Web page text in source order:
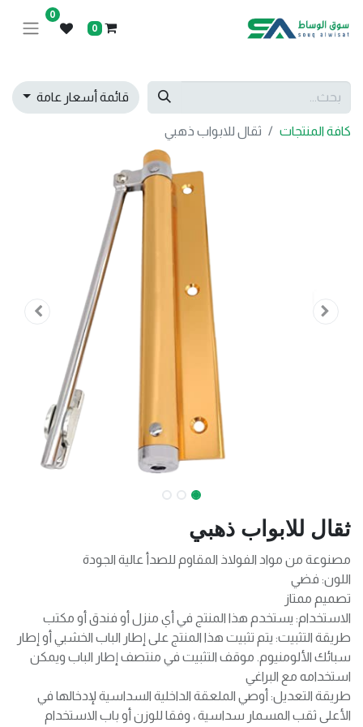
0
0
قائمة أسعار عامة
كافة المنتجات ثقال للابواب ذهبي
ثقال للابواب ذهبي
مصنوعة من مواد الفولاذ المقاوم للصدأ عالية الجودة
اللون: فضي
تصميم ممتاز
الاستخدام: يستخدم هذا المنتج في أي منزل أو فندق أو مكتب
طريقة التثبيت: يتم تثبيت هذا المنتج على إطار الباب الخشبي أو إطار
سبائك الألومنيوم. موقف التثبيت في منتصف إطار الباب ويمكن
استخدامه مع البراغي
طريقة التعديل: أوصي الملعقة الداخلية السداسية لإدخالها في
الأعلى ثقب المسمار سداسية ، وفقا للوزن أو باب الاستخدام